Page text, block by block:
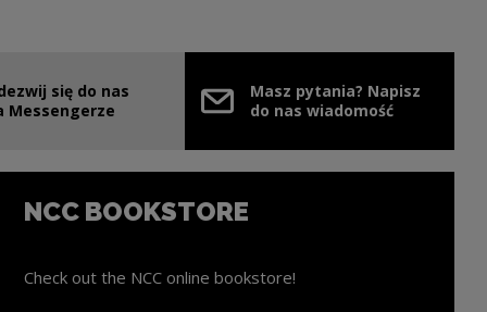
się do nas
Messengerze
link will open in a new window
Masz pytania? Napisz
do nas wiadomość
NCC BOOKSTORE
Check out the NCC online bookstore!